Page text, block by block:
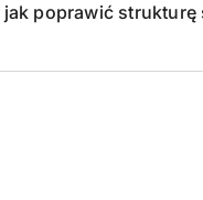
jak poprawić strukturę